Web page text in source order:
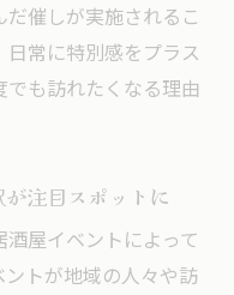
催しが実施されるこ
常に特別感をプラス
も訪れたくなる理由
注目スポットに
屋イベントによって
トが地域の人々や訪